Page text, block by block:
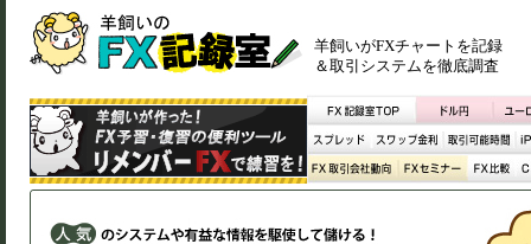
羊飼いがFXチャートを記録
＆取引システムを徹底調査